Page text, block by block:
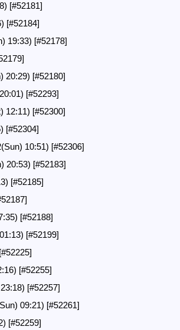
[#52181]
[#52184]
19:33) [#52178]
20:29) [#52180]
[#52293]
12:11) [#52300]
[#52304]
10:51) [#52306]
20:53) [#52183]
[#52185]
[#52188]
[#52199]
[#52225]
[#52255]
[#52257]
09:21) [#52261]
[#52259]